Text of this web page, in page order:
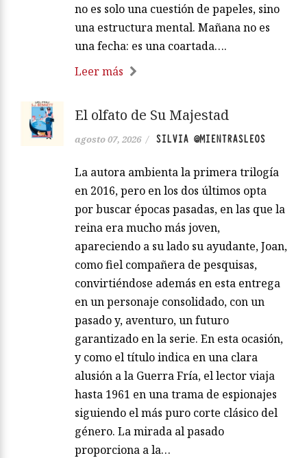
no es solo una cuestión de papeles, sino
una estructura mental. Mañana no es
una fecha: es una coartada….
Leer más
El olfato de Su Majestad
agosto 07, 2026 / SILVIA @MIENTRASLEOS
La autora ambienta la primera trilogía
en 2016, pero en los dos últimos opta
por buscar épocas pasadas, en las que la
reina era mucho más joven,
apareciendo a su lado su ayudante, Joan,
como fiel compañera de pesquisas,
convirtiéndose además en esta entrega
en un personaje consolidado, con un
pasado y, aventuro, un futuro
garantizado en la serie. En esta ocasión,
y como el título indica en una clara
alusión a la Guerra Fría, el lector viaja
hasta 1961 en una trama de espionajes
siguiendo el más puro corte clásico del
género. La mirada al pasado
proporciona a la…